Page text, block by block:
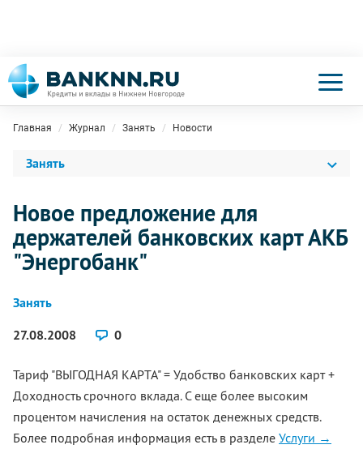
Главная Журнал Занять Новости
Занять
Новое предложение для
держателей банковских карт АКБ
"Энергобанк"
Занять
27.08.2008
0
Тариф "ВЫГОДНАЯ КАРТА" = Удобство банковских карт +
Доходность срочного вклада. С еще более высоким
процентом начисления на остаток денежных средств.
Более подробная информация есть в разделе Услуги →